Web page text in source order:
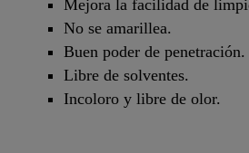
Mejora la facilidad de
No se amarillea.
Buen poder de penetración.
Libre de solventes.
Incoloro y libre de olor.